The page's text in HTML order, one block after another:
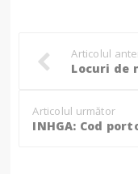
Articolul
Articolul următor